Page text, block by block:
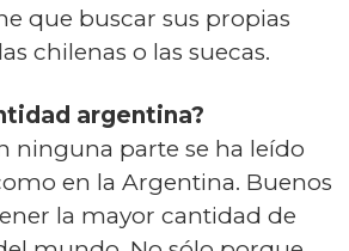
que buscar sus propias
chilenas o las suecas.
argentina?
ninguna parte se ha leído
en la Argentina. Buenos
la mayor cantidad de